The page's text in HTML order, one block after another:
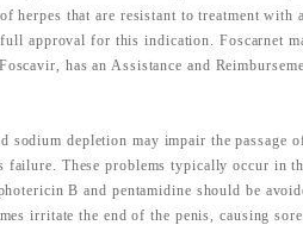
herpes that are resistant to treatment with
approval for this indication. Foscarnet
has an Assistance and
sodium depletion may impair the passage
failure. These problems typically occur in
B and pentamidine should be
irritate the end of the penis, causing